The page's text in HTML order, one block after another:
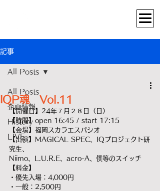
記事
All Posts
企画情報
History
LIVE
All Posts
IQP魂 Vol.11
【開催日】24年７月２８日（日）
【時間】open 16:45 / start 17:15
【会場】福岡スカラエスパシオ
【出演】MAGICAL SPEC、IQプロジェクト研
究生、
Niimo、L.U.R.E、acro-A、僕等のスイッチ
【料金】
・優先入場：4,000円
・一般：2,500円